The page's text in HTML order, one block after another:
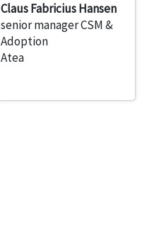
Claus Fabricius Hansen
senior manager CSM &
Adoption
Atea